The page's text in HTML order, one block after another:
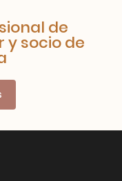
de
y socio de